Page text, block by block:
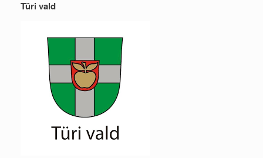
Türi vald